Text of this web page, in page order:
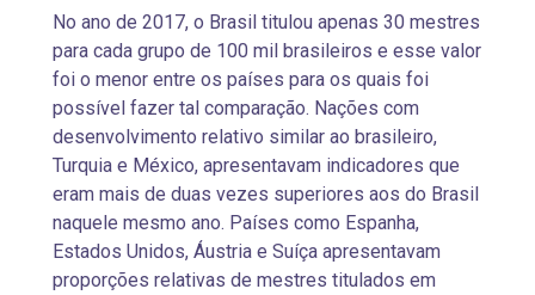
No ano de 2017, o Brasil titulou apenas 30 mestres
para cada grupo de 100 mil brasileiros e esse valor
foi o menor entre os países para os quais foi
possível fazer tal comparação. Nações com
desenvolvimento relativo similar ao brasileiro,
Turquia e México, apresentavam indicadores que
eram mais de duas vezes superiores aos do Brasil
naquele mesmo ano. Países como Espanha,
Estados Unidos, Áustria e Suíça apresentavam
proporções relativas de mestres titulados em